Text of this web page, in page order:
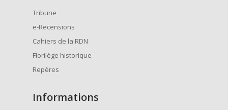
Tribune
e-Recensions
Cahiers de la RDN
Florilège historique
Repères
Informations